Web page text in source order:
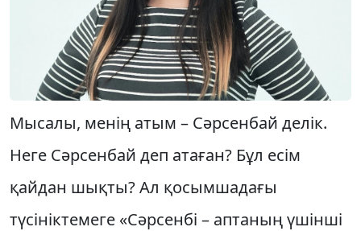
Мысалы, менің атым – Сәрсенбай делік.
Неге Сәрсенбай деп атаған? Бұл есім
қайдан шықты? Ал қосымшадағы
түсініктемеге «Сәрсенбі – аптаның үшінші